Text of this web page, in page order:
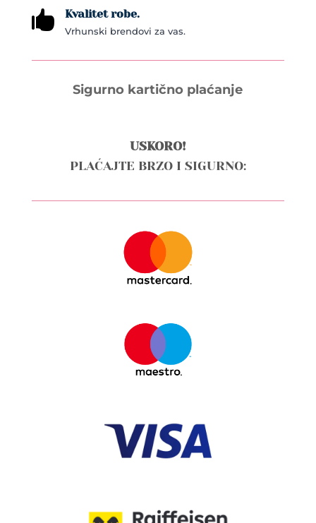
 Kvalitet robe.
Vrhunski brendovi za vas.
Sigurno kartično plaćanje
USKORO!
PLAĆAJTE BRZO I SIGURNO: